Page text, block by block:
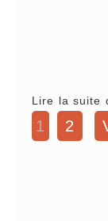
Lire la suite
1 2